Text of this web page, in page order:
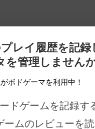
レイ履歴を記録
を管理しません
がボドゲーマを利用中！
ドゲームを記録す
ームのレビューを